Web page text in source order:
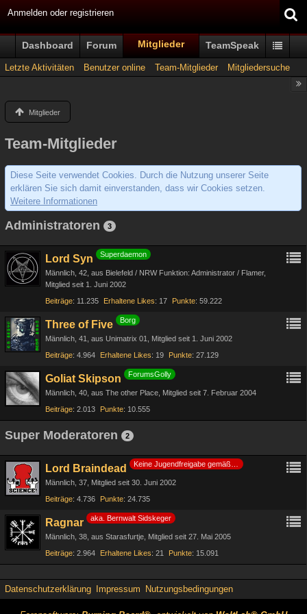
Anmelden oder registrieren
Dashboard Forum Mitglieder TeamSpeak
Letzte Aktivitäten Benutzer online Team-Mitglieder Mitgliedersuche
Mitglieder
Team-Mitglieder
Diese Seite verwendet Cookies. Durch die Nutzung unserer Seite
erklären Sie sich damit einverstanden, dass wir Cookies setzen.
Weitere Informationen
Administratoren 3
Lord Syn Superdaemon
Männlich 42 aus Bielefeld / NRW Funktion: Administrator / Flamer
Mitglied seit 1. Juni 2002
Beiträge 11.235 Erhaltene Likes 17 Punkte 59.222
Three of Five Borg
Männlich 41 aus Unimatrix 01
Mitglied seit 1. Juni 2002
Beiträge 4.964 Erhaltene Likes 19 Punkte 27.129
Goliat Skipson ForumsGolly
Männlich 40 aus The other Place Mitglied seit 7. Februar 2004
Beiträge 2.013 Punkte 10.555
Super Moderatoren 2
Lord Braindead
Männlich 37 Mitglied seit 30. Juni 2002
Beiträge 4.736 Punkte 24.735
Ragnar aka. Bernwalt Sidskeger
Männlich 38 aus Starasfurtje Mitglied seit 27. Mai 2005
Beiträge 2.964 Erhaltene Likes 21 Punkte 15.091
Datenschutzerklärung Impressum Nutzungsbedingungen